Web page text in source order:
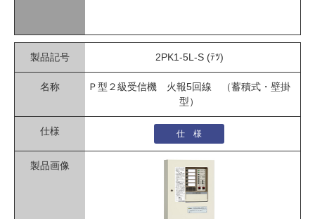
2PK1-5L-S (ﾃﾂ)
Ｐ型２級受信機 火報5回線 （蓄積式・壁掛
型）
仕 様